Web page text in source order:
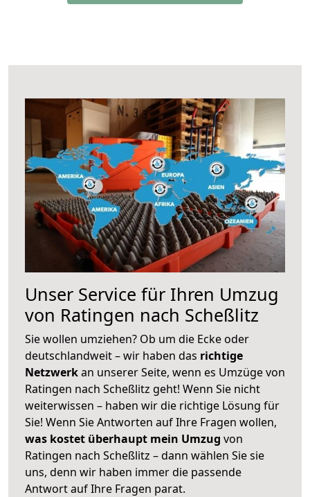
Unser Service für Ihren Umzug
von Ratingen nach Scheßlitz
Sie wollen umziehen? Ob um die Ecke oder
deutschlandweit – wir haben das richtige
Netzwerkan unserer Seite, wenn es Umzüge von
Ratingen nach Scheßlitz geht! Wenn Sie nicht
weiterwissen – haben wir die richtige Lösung für
Sie! Wenn Sie Antworten auf Ihre Fragen wollen,
was kostet überhaupt mein Umzug von
Ratingen nach Scheßlitz – dann wählen Sie sie
uns, denn wir haben immer die passende
Antwort auf Ihre Fragen parat.